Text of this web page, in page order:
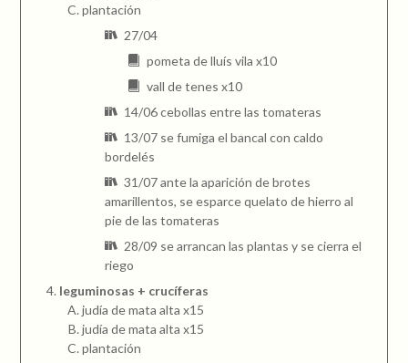
plantación
27/04
pometa de lluís vila x10
vall de tenes x10
14/06 cebollas entre las tomateras
13/07 se fumiga el bancal con caldo
bordelés
31/07 ante la aparición de brotes
amarillentos, se esparce quelato de hierro al
pie de las tomateras
28/09 se arrancan las plantas y se cierra el
riego
leguminosas + crucíferas
judía de mata alta x15
judía de mata alta x15
plantación